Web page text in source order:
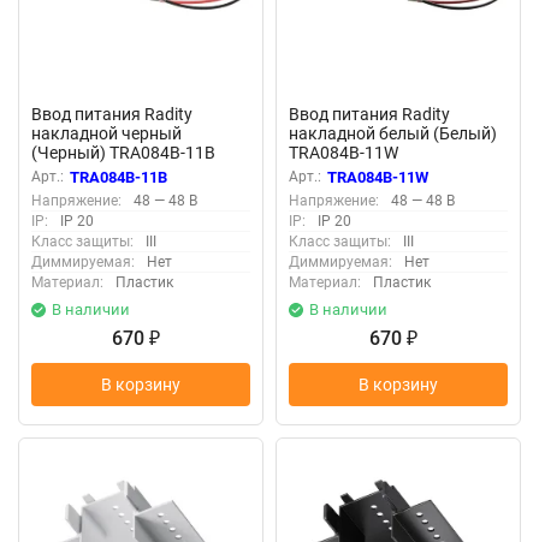
Ввод питания Radity
накладной черный
(Черный) TRA084B-11B
Арт.: TRA084B-11B
Напряжение:
48 — 48 В
IP:
IP 20
Класс защиты:
Диммируемая:
Нет
Материал:
Пластик
В наличии
670 ₽
В корзину
Ввод питания Radity
накладной белый (Белый)
TRA084B-11W
Арт.: TRA084B-11W
Напряжение:
48 — 48 В
IP:
IP 20
Класс защиты:
Диммируемая:
Нет
Материал:
Пластик
В наличии
670 ₽
В корзину